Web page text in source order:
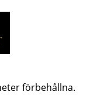
förbehållna.